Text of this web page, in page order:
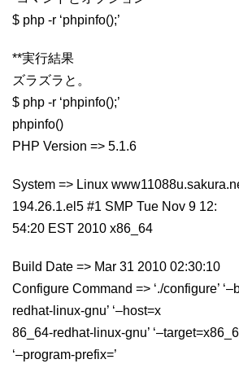
$ php -r ‘phpinfo();’
**実行結果
ズラズラと。
$ php -r ‘phpinfo();’
phpinfo()
PHP Version => 5.1.6
System => Linux
194.26.1.el5 #1 SMP Tue Nov 9 12:
54:20 EST 2010 x86_64
Build Date => Mar 31 2010 02:30:10
Configure Command => ‘./configure’
redhat-linux-gnu’ ‘–host=x
86_64-redhat-linux-gnu’
‘–program-prefix=’